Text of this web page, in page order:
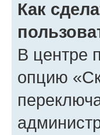
Как
В центре
опцию